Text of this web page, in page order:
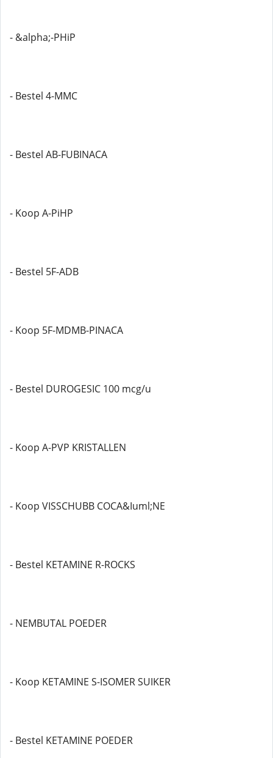
- &alpha;-PHiP
- Bestel 4-MMC
- Bestel AB-FUBINACA
- Koop A-PiHP
- Bestel 5F-ADB
- Koop 5F-MDMB-PINACA
- Bestel DUROGESIC 100 mcg/u
- Koop A-PVP KRISTALLEN
- Koop VISSCHUBB COCA&Iuml;NE
- Bestel KETAMINE R-ROCKS
- NEMBUTAL POEDER
- Koop KETAMINE S-ISOMER SUIKER
- Bestel KETAMINE POEDER